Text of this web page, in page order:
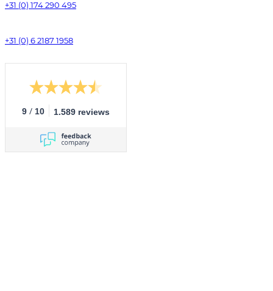
+31 (0) 174 290 495
+31 (0) 6 2187 1958
9 / 10 1.589 reviews